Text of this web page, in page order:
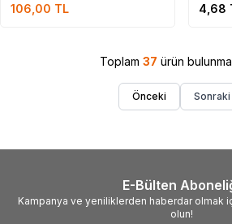
106,00 TL 4,68
Toplam 37 ürün
Önceki Sonraki
E-Bülten
Kampanya ve yeniliklerden haberdar olmak
olun!